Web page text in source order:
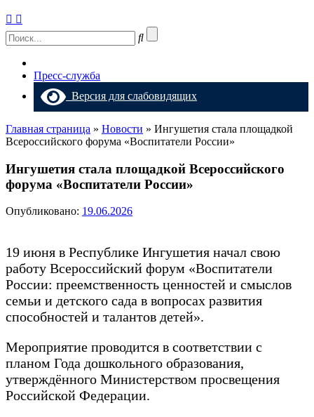
Пресс-служба
Версия для слабовидящих
Главная страница » Новости » Ингушетия стала площадкой
Всероссийского форума «Воспитатели России»
Ингушетия стала площадкой Всероссийского
форума «Воспитатели России»
Опубликовано: 19.06.2026
19 июня в Республике Ингушетия начал свою
работу Всероссийский форум «Воспитатели
России: преемственность ценностей и смыслов
семьи и детского сада в вопросах развития
способностей и талантов детей».
Мероприятие проводится в соответствии с
планом Года дошкольного образования,
утверждённого Министерством просвещения
Российской Федерации.